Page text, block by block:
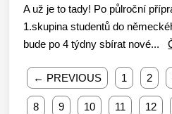
A už je to tady! Po půlroční
1.skupina studentů do
bude po 4 týdny sbírat nové...
← PREVIOUS 1 2
8 9 10 11 12